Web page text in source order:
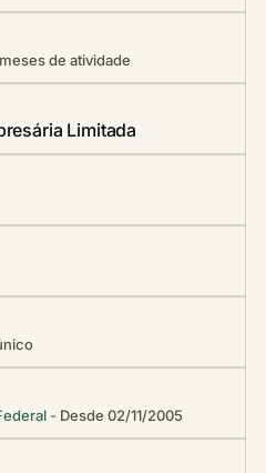
de atividade
Limitada
Desde 02/11/2005